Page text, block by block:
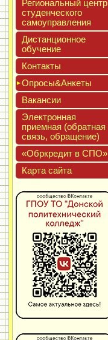
Реги­ональ­ный центр
сту­ден­ческо­го
са­мо­уп­равле­ния
Дис­танци­он­ное
обу­чение
Кон­такты
Опро­сы&Анке­ты
Вакан­сии
Элек­трон­ная
при­ем­ная (об­ратная
связь, об­ра­щение)
«Обркре­дит в СПО»
Кар­та сай­та